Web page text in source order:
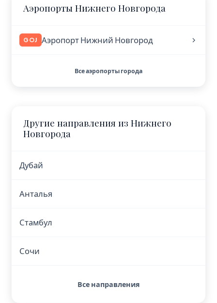
Аэропорты Нижнего Новгорода
GOJ Аэропорт Нижний Новгород
Все аэропорты города
Другие направления из Нижнего
Новгорода
Дубай
Анталья
Стамбул
Сочи
Все направления